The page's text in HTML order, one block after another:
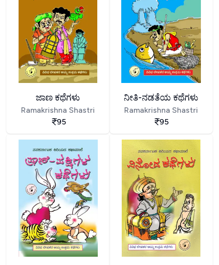
ಜಾಣ ಕಥೆಗಳು
Ramakrishna Shastri
95
ನೀತಿ-ನಡತೆಯ ಕಥೆಗಳು
Ramakrishna Shastri
95